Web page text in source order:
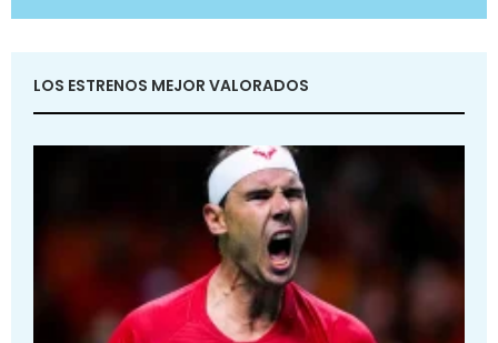
LOS ESTRENOS MEJOR VALORADOS